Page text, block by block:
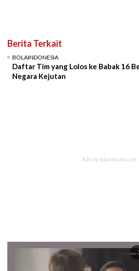
Berita Terkait
BOLAINDONESIA
Daftar Tim yang Lolos ke Babak 16
Negara Kejutan